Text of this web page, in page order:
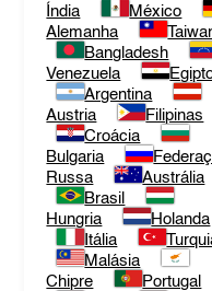
Índia
México
Alemanha
Bangladesh
Venezuela
Argentina
Austria
Filipinas
Croácia
Bulgaria
Russa
Austrália
Brasil
Hungria
Holanda
Itália
Malásia
Chipre
Portugal